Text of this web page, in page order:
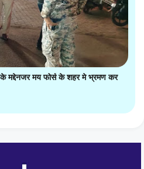
के मद्देनजर मय फोर्स के शहर मे भ्रमण कर